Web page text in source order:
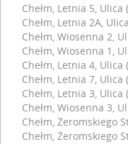
Chełm, Letnia 5, Ulica
Chełm, Letnia 2A,
Chełm, Wiosenna 2,
Chełm, Wiosenna 1,
Chełm, Letnia 4, Ulica
Chełm, Letnia 7, Ulica
Chełm, Letnia 3, Ulica
Chełm, Wiosenna 3,
Chełm, Żeromskiego
Chełm, Żeromskiego